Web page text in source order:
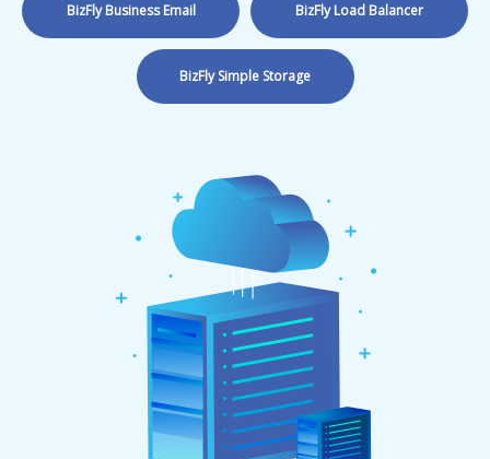
BizFly Business Email BizFly Load Balancer
BizFly Simple Storage